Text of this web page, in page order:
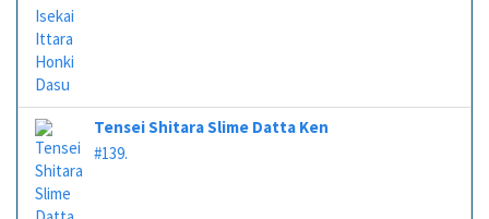
Tensei Shitara Slime Datta Ken
#139.